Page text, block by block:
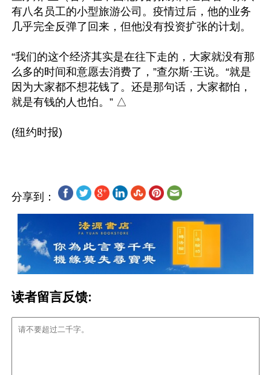
有八名员工的小型旅游公司。疫情过后，他的业务
几乎完全反弹了回来，但他没有投资扩张的计划。
“我们的这个经济其实是在往下走的，大家就没有那
么多的时间和意愿去消费了，”查尔斯·王说。“就是
因为大家都不想花钱了。还是那句话，大家都怕，
就是有钱的人也怕。” △
(纽约时报)
分享到：
读者留言反馈: